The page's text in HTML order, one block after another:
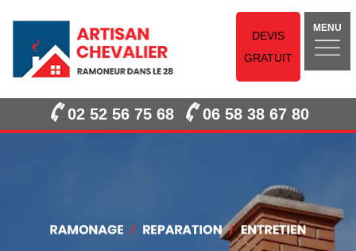
DEVIS
GRATUIT
MENU
02 52 56 75 68 06 58 38 67 80